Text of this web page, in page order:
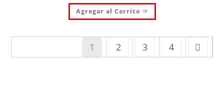
Agregar al Carrito ☞
1 2 3 4